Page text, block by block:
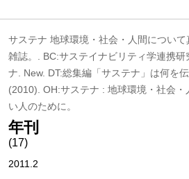
サステナ 地球環境・社会・人間につい
雑誌。. BC:サステイナビリティ学連携
ナ. New. DT:総集編「サステナ」は何を
(2010). OH:サステナ : 地球環境・社会・
い人のために。
年刊
(17)
2011.2